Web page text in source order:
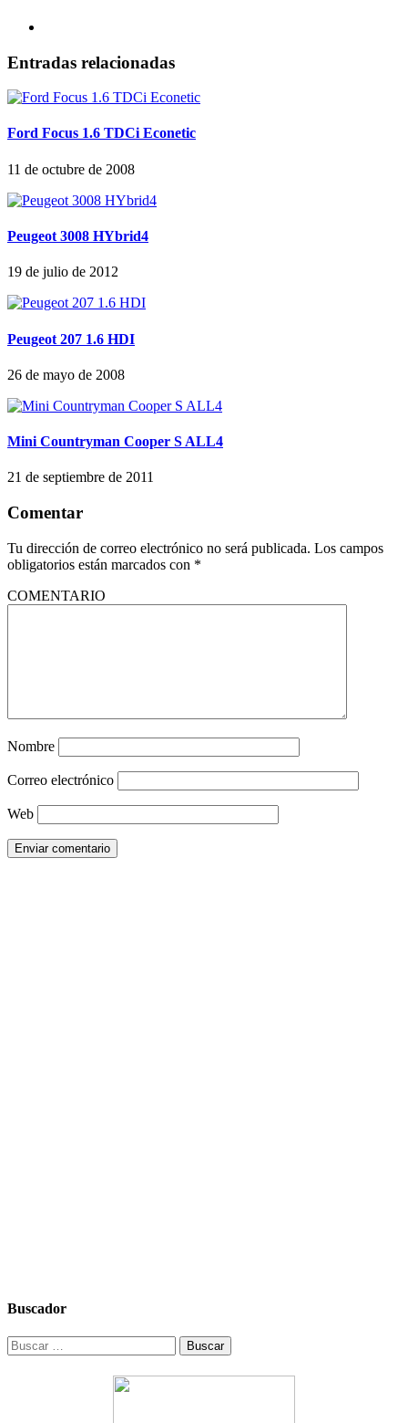
Entradas relacionadas
Ford Focus 1.6 TDCi Econetic
11 de octubre de 2008
Peugeot 3008 HYbrid4
19 de julio de 2012
Peugeot 207 1.6 HDI
26 de mayo de 2008
Mini Countryman Cooper S ALL4
21 de septiembre de 2011
Comentar
Tu dirección de correo electrónico no será publicada. Los campos
obligatorios están marcados con *
COMENTARIO
Nombre
Correo electrónico
Web
Buscador
Buscar: